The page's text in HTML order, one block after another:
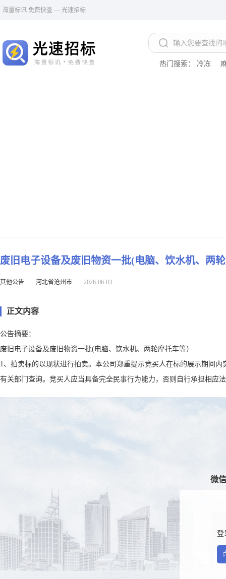
海量标讯 免费快查 — 光速招标
热门搜索： 冷冻
废旧电子设备及废旧物资一批(电脑、饮水机、两
其他公告 河北省沧州市 2026-06-03
正文内容
公告摘要：
废旧电子设备及废旧物资一批(电脑、饮水机、两轮摩托车等）
1、拍卖标的以现状进行拍卖。本公司郑重提示竞买人在标的展示期间
有关部门查询。竞买人应当具备完全民事行为能力，否则自行承担相应
微
登